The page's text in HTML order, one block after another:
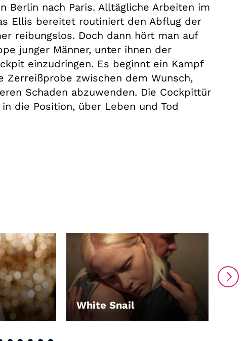
Berlin nach Paris. Alltägliche Arbeiten im
Ellis bereitet routiniert den Abflug der
reibungslos. Doch dann hört man auf
junger Männer, unter ihnen der
einzudringen. Es beginnt ein Kampf
Zerreißprobe zwischen dem Wunsch,
Schaden abzuwenden. Die Cockpittür
die Position, über Leben und Tod
White Snail